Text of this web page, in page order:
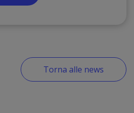
Torna alle news